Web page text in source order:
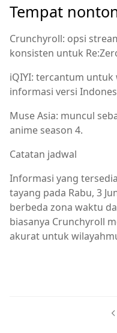
Tempat
Crunchyroll: opsi
konsisten untuk
iQIYI: tercantum
informasi versi
Muse Asia: muncul
anime season 4.
Catatan jadwal
Informasi yang
tayang pada Rabu, 3
berbeda zona waktu
biasanya Crunchyroll
akurat untuk